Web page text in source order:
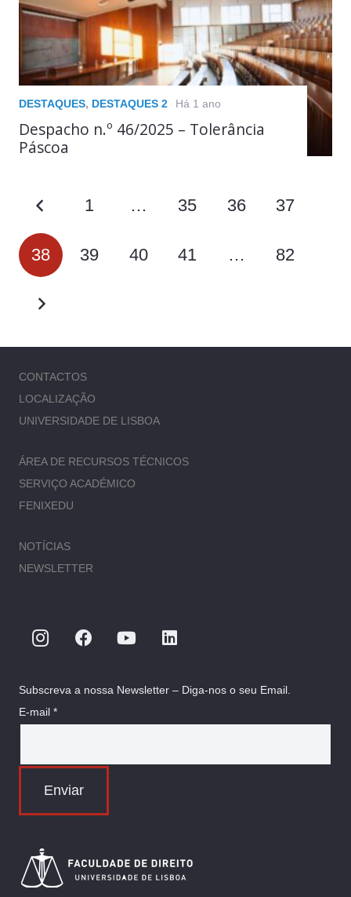
DESTAQUES, DESTAQUES 2 Há 1 ano
Despacho n.º 46/2025 – Tolerância
Páscoa
1 … 35 36 37
38 39 40 41 … 82
CONTACTOS
LOCALIZAÇÃO
UNIVERSIDADE DE LISBOA
ÁREA DE RECURSOS TÉCNICOS
SERVIÇO ACADÉMICO
FENIXEDU
NOTÍCIAS
NEWSLETTER
Subscreva a nossa Newsletter – Diga-nos o seu Email.
E-mail *